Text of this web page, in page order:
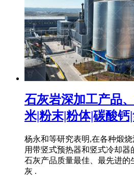
石灰岩深加工产品
米|粉末|粉体|碳酸钙
杨永和等研究表明,在各种煅
用带竖式预热器和竖式冷却
石灰产品质量最佳、最先进的
灰 .